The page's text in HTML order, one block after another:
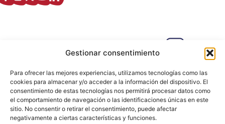
Gestionar consentimiento
Para ofrecer las mejores experiencias, utilizamos tecnologías como las
cookies para almacenar y/o acceder a la información del dispositivo. El
consentimiento de estas tecnologías nos permitirá procesar datos como
el comportamiento de navegación o las identificaciones únicas en este
sitio. No consentir o retirar el consentimiento, puede afectar
negativamente a ciertas características y funciones.
Hiberus Ecosystem Lab 50009 –
633 26 72 64
info@ajezaragoza.com
Aviso legal|Política de privacidad|Política de cookies